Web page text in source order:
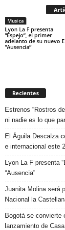
Musica
Lyon La F presenta
“Espejo”, el primer
adelanto de su nuevo
“Ausencia”
Recientes
Estrenos “Rostros
ni nadie es lo que
El Águila Descalza
e internacional este
Lyon La F presenta
“Ausencia”
Juanita Molina será
Nacional la
Bogotá se convierte
lanzamiento de